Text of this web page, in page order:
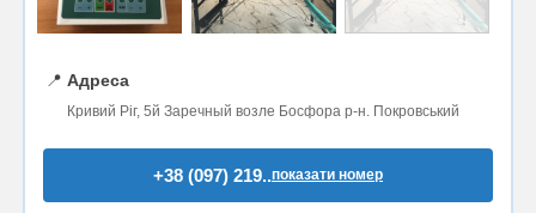
📍 Адреса
Кривий Ріг, 5й Заречный возле Босфора р-н. Покровський
+38 (097) 219..показати номер